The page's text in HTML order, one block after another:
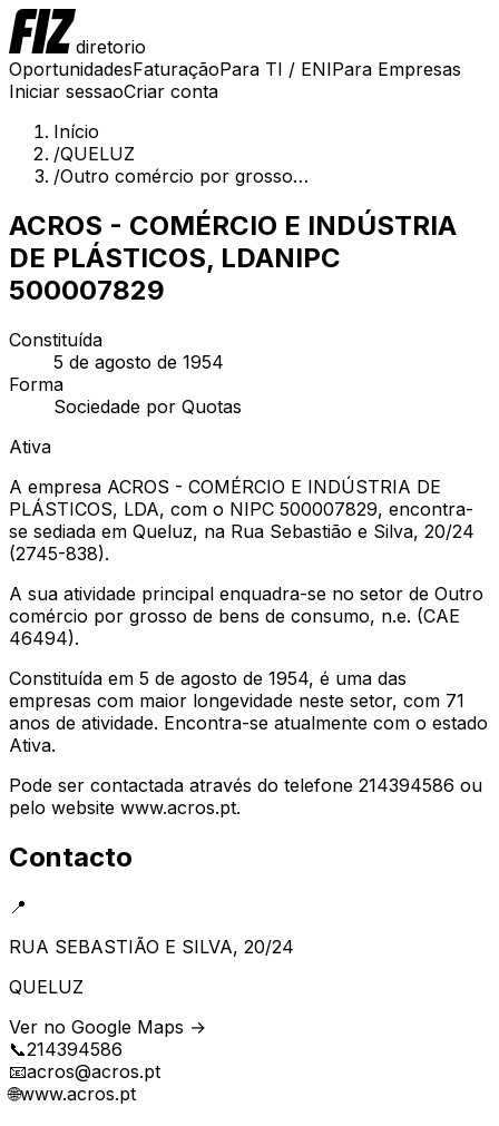
diretorio
OportunidadesFaturaçãoPara TI / ENIPara Empresas
Iniciar sessaoCriar conta
Início
/QUELUZ
/Outro comércio por grosso…
ACROS - COMÉRCIO E INDÚSTRIA
DE PLÁSTICOS, LDANIPC
500007829
Constituída
5 de agosto de 1954
Forma
Sociedade por Quotas
Ativa
A empresa ACROS - COMÉRCIO E INDÚSTRIA DE
PLÁSTICOS, LDA, com o NIPC 500007829, encontra-
se sediada em Queluz, na Rua Sebastião e Silva, 20/24
(2745-838).
A sua atividade principal enquadra-se no setor de Outro
comércio por grosso de bens de consumo, n.e. (CAE
46494).
Constituída em 5 de agosto de 1954, é uma das
empresas com maior longevidade neste setor, com 71
anos de atividade. Encontra-se atualmente com o estado
Ativa.
Pode ser contactada através do telefone 214394586 ou
pelo website www.acros.pt.
Contacto
📍
RUA SEBASTIÃO E SILVA, 20/24
QUELUZ
Ver no Google Maps →
📞214394586
📧acros@acros.pt
🌐www.acros.pt